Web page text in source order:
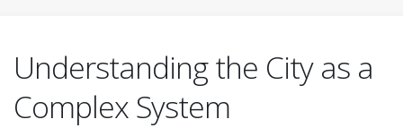
Understanding the City as a
Complex System